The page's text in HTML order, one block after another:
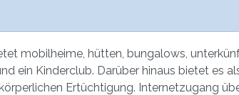
mobilheime, hütten, bungalows,
Kinderclub. Darüber hinaus bietet es
Ertüchtigung. Internetzugang